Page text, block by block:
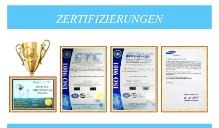
ZERTIFIZIERUNGEN